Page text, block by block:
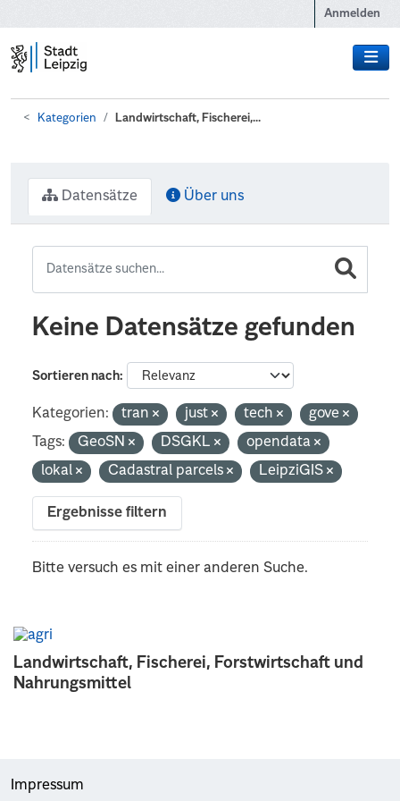
Anmelden
Kategorien Landwirtschaft, Fischerei,...
Landwirtschaft, Fischerei, Forstwirtschaft und
Nahrungsmittel
Datensätze Über uns
Keine Datensätze gefunden
Sortieren nach
Kategorien: tran just tech
gove
Tags:
GeoSN DSGKL
opendata
lokal
Cadastral parcels LeipziGIS
Ergebnisse filtern
Bitte versuch es mit einer anderen Suche.
Impressum